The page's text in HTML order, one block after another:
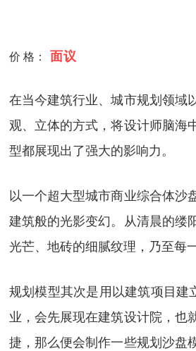
价 格： 面议
在当今建筑行业、城市规划领域
观、立体的方式，将设计师脑海
型都展现出了强大的影响力。
以一个超大型城市商业综合体沙
建筑般的光影变幻。从清晨的缕
光芒、地砖的细腻纹理，乃至每
规划模型其次是用以建筑项目
业，会先展现在建筑设计院，也
捷，那么便会制作一些规划沙盘